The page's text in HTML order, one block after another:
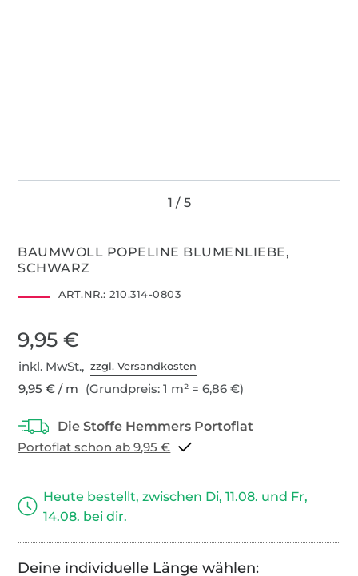
BAUMWOLL POPELINE BLUMENLIEBE,
SCHWARZ
ART.NR.: 210.314-0803
9,95 €
inkl. MwSt.,zzgl. Versandkosten
9,95 € / m (Grundpreis: 1 m² = 6,86 €)
Portoflat schon ab 9,95 €
Heute bestellt, zwischen Di, 11.08. und Fr,
14.08. bei dir.
Deine individuelle Länge wählen: